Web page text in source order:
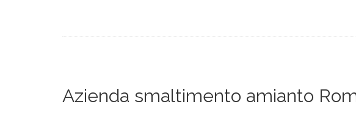
Azienda smaltimento amianto